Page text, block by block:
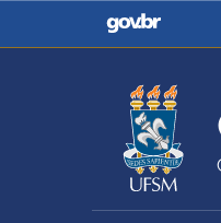
Casa Civil
Ministério da
Pecuária e